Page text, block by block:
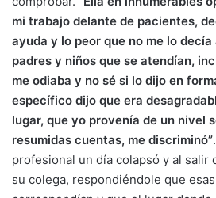
mi trabajo delante de pacientes,
ayuda y lo peor que no me lo
padres y niños que se atendían,
me odiaba y no sé si lo dijo en
específico dijo que era
lugar, que yo provenía de un nivel
resumidas cuentas, me discriminó”
profesional un día colapsó y al salir
su colega, respondiéndole que